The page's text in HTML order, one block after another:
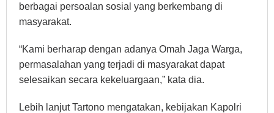
berbagai persoalan sosial yang berkembang di
masyarakat.
“Kami berharap dengan adanya Omah Jaga Warga,
permasalahan yang terjadi di masyarakat dapat
selesaikan secara kekeluargaan,” kata dia.
Lebih lanjut Tartono mengatakan, kebijakan Kapolri